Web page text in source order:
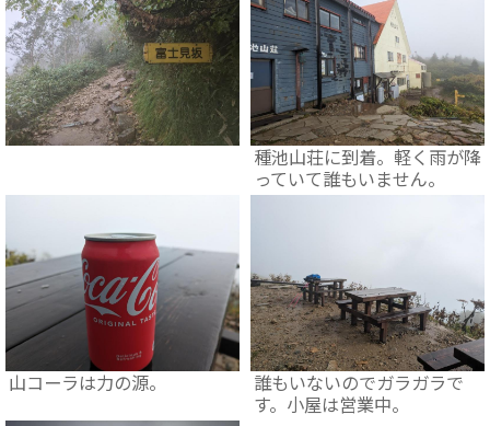
種池山荘に到着。軽く雨が降
っていて誰もいません。
山コーラは力の源。
誰もいないのでガラガラで
す。小屋は営業中。